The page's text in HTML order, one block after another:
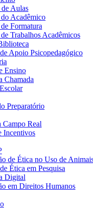
Aulas
Acadêmico
Formatura
Trabalhos Acadêmicos
Apoio Psicopedagógico
Ensino
Chamada
Preparatório
Campo Real
Incentivos
de Ética no Uso de
Ética em Pesquisa
Digital
em Direitos Humanos